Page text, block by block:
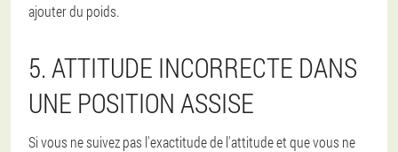
ajouter du poids.
5. ATTITUDE INCORRECTE DANS
UNE POSITION ASSISE
Si vous ne suivez pas l'exactitude de l'attitude et que vous ne